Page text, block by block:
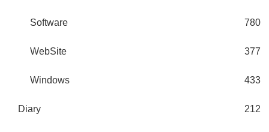
Software 780
WebSite 377
Windows 433
Diary 212